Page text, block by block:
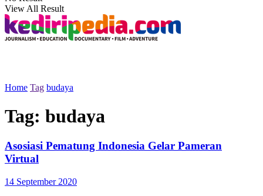
View All Result
Home Tag budaya
Tag: budaya
Asosiasi Pematung Indonesia Gelar Pameran
Virtual
14 September 2020